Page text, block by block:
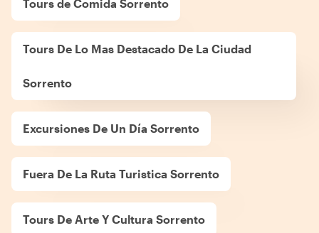
Tours de Comida Sorrento
Tours De Lo Mas Destacado De La Ciudad
Sorrento
Excursiones De Un Día Sorrento
Fuera De La Ruta Turistica Sorrento
Tours De Arte Y Cultura Sorrento